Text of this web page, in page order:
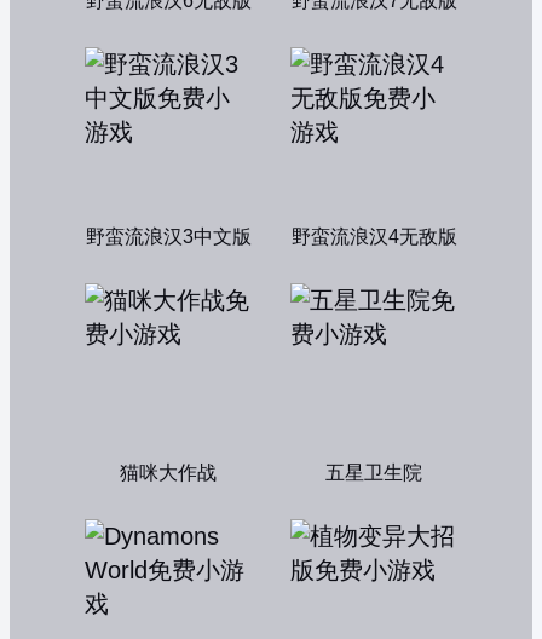
野蛮流浪汉3中文版 野蛮流浪汉4无敌版
猫咪大作战 五星卫生院